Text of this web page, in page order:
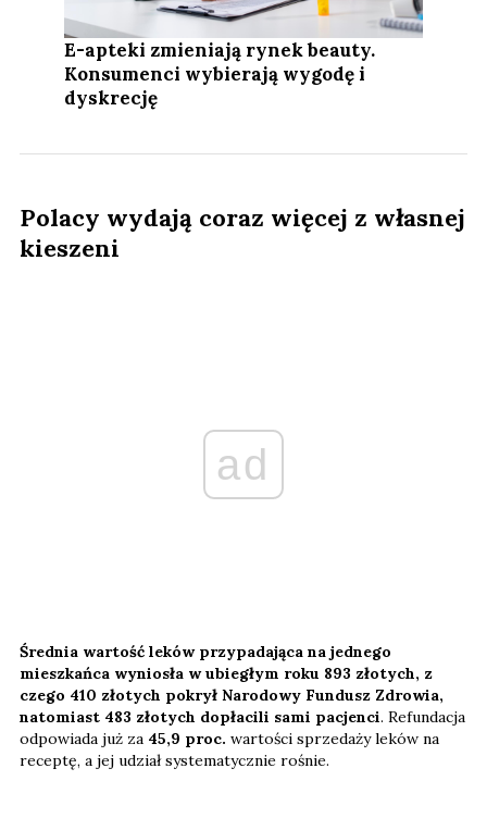
E-apteki zmieniają rynek beauty.
Konsumenci wybierają wygodę i
dyskrecję
Polacy wydają coraz więcej z własnej
kieszeni
ad
Średnia wartość leków przypadająca na jednego
mieszkańca wyniosła w ubiegłym roku 893 złotych, z
czego 410 złotych pokrył Narodowy Fundusz Zdrowia,
natomiast 483 złotych dopłacili sami pacjenci. Refundacja
odpowiada już za 45,9 proc. wartości sprzedaży leków na
receptę, a jej udział systematycznie rośnie.